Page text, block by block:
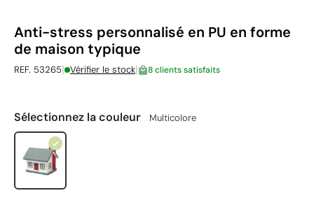
Anti-stress personnalisé en PU en forme
de maison typique
REF. 53265| Vérifier le stock| 8 clients satisfaits
Sélectionnez la couleur Multicolore